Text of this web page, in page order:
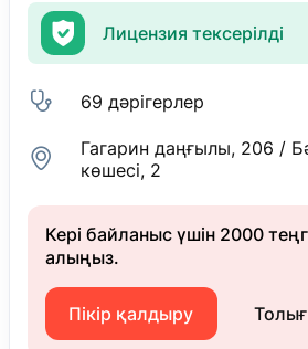
Лицензия тексерілді
69 дәрігерлер
Гагарин даңғылы, 206 /
көшесі, 2
Кері байланыс үшін 2000
алыңыз.
Пікір қалдыру